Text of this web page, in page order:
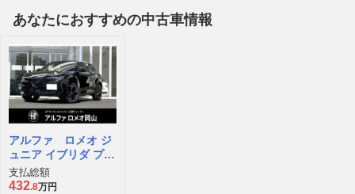
あなたにおすすめの中古車情報
アルファ ロメオ ジ
ュニア イブリダ プレ
ミアム
支払総額
432.8万円